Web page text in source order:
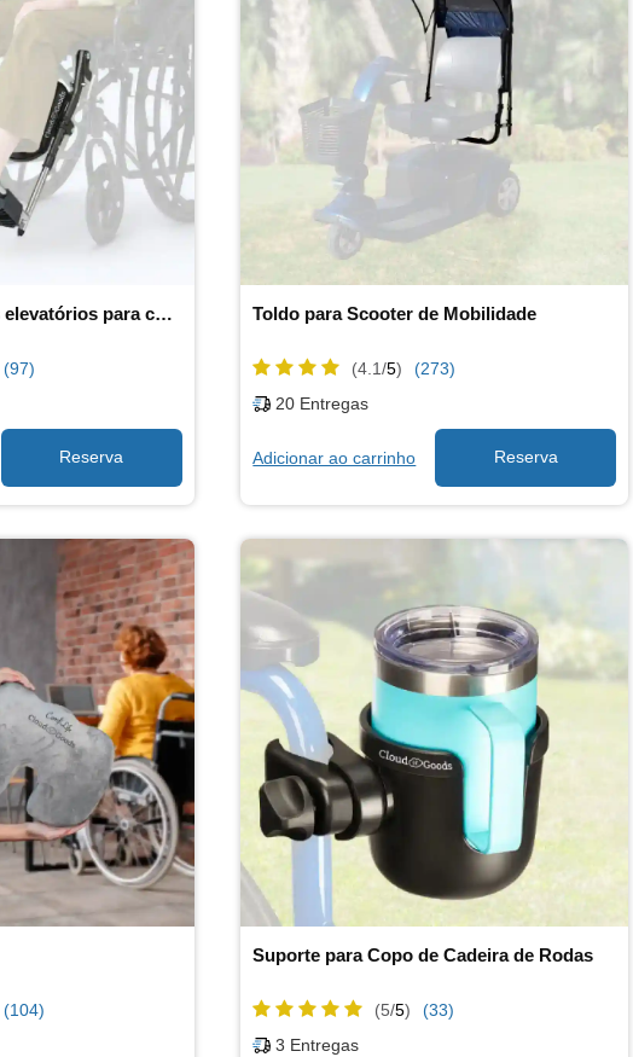
Descansos de pernas elevatórios para cadeira de rodas
(97)
Toldo para Scooter de Mobilidade
(4.1/5)
(273)
20 Entregas
Adicionar ao carrinho
(104)
Suporte para Copo de Cadeira de Rodas
(5/5)
(33)
3 Entregas